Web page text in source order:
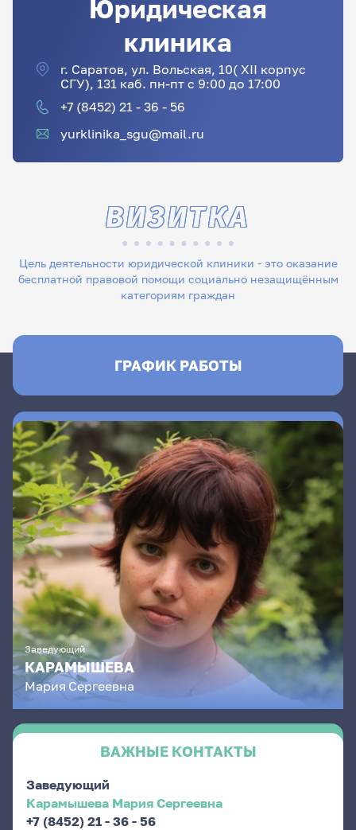
Юридическая
клиника
г. Саратов, ул. Вольская, 10( XII корпус
СГУ), 131 каб. пн-пт с 9:00 до 17:00
+7 (8452) 21 - 36 - 56
yurklinika_sgu@mail.ru
Цель деятельности юридической клиники - это оказание
бесплатной правовой помощи социально незащищённым
категориям граждан
ВИЗИТКА
ГРАФИК РАБОТЫ
Заведующий
КАРАМЫШЕВА
Мария Сергеевна
ВАЖНЫЕ КОНТАКТЫ
Заведующий
Карамышева Мария Сергеевна
+7 (8452) 21 - 36 - 56